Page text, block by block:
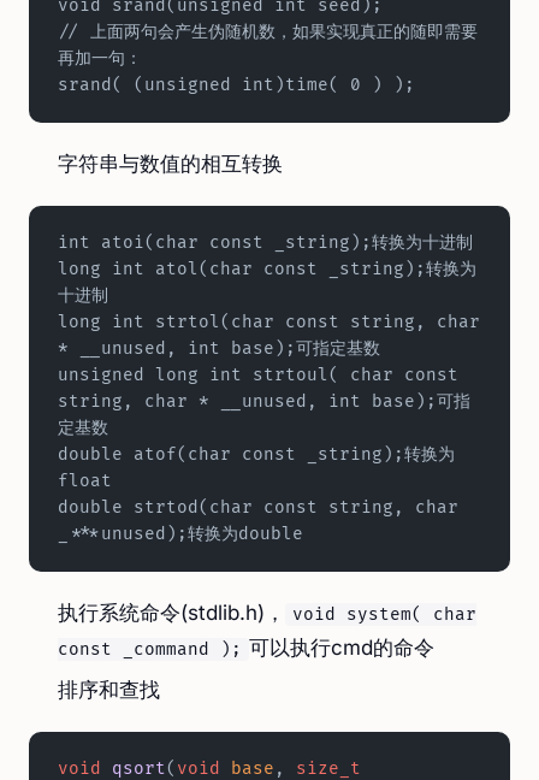
void srand(unsigned int seed);
// 上面两句会产生伪随机数，如果实现真正的随即需要
再加一句：
srand( (unsigned int)time( 0 ) );
字符串与数值的相互转换
long int atol(char const _string);转换为
十进制
long int strtol(char const string, char
* __unused, int base);可指定基数
unsigned long int strtoul( char const
string, char * __unused, int base);可指
定基数
double atof(char const _string);转换为
float
double strtod(char const string, char
_***unused);转换为double
执行系统命令(stdlib.h)，
void system( char
const _command ); 可以执行cmd的命令
排序和查找
void qsort( void base , size_t